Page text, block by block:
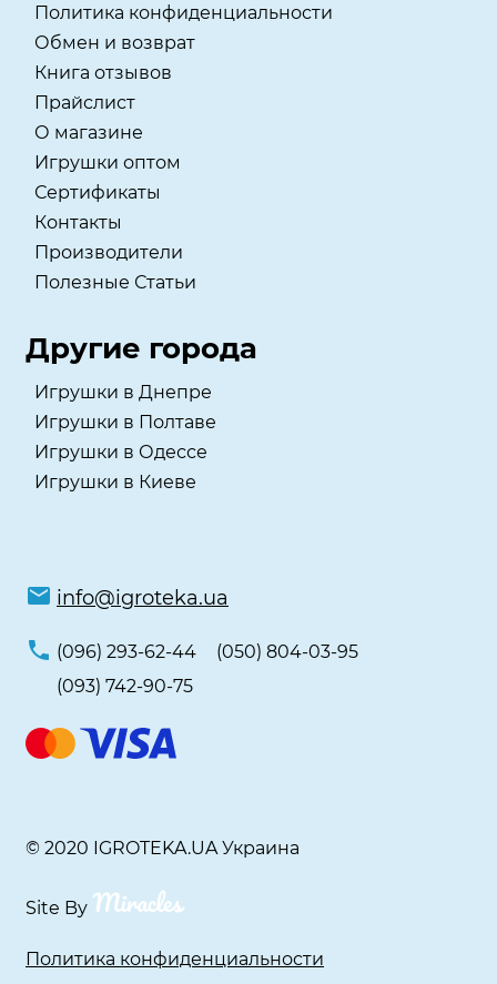
Политика конфиденциальности
Обмен и возврат
Книга отзывов
Прайслист
О магазине
Игрушки оптом
Сертификаты
Контакты
Производители
Полезные Статьи
Другие города
Игрушки в Днепре
Игрушки в Полтаве
Игрушки в Одессе
Игрушки в Киеве
info@igroteka.ua
(096) 293-62-44
(050) 804-03-95
(093) 742-90-75
© 2020 IGROTEKA.UA Украина
Site By
Политика конфиденциальности